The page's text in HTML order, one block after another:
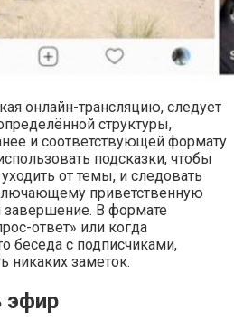
онлайн-трансляцию, следует
структуры,
и соответствующей формату
подсказки, чтобы
от темы, и следовать
приветственную
завершение. В формате
ответ» или когда
беседа с подписчиками,
никаких заметок.
эфир